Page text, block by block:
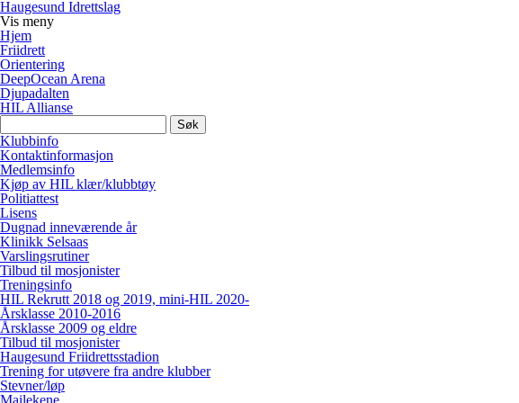
Haugesund Idrettslag
Vis meny
Hjem
Friidrett
Orientering
DeepOcean Arena
Djupadalten
HIL Allianse
Søk
etter:
Klubbinfo
Kontaktinformasjon
Medlemsinfo
Kjøp av HIL klær/klubbtøy
Politiattest
Lisens
Dugnad inneværende år
Klinikk Selsaas
Varslingsrutiner
Tilbud til mosjonister
Treningsinfo
HIL Rekrutt 2018 og 2019, mini-HIL 2020-
Årsklasse 2010-2016
Årsklasse 2009 og eldre
Tilbud til mosjonister
Haugesund Friidrettsstadion
Trening for utøvere fra andre klubber
Stevner/løp
Mailekene